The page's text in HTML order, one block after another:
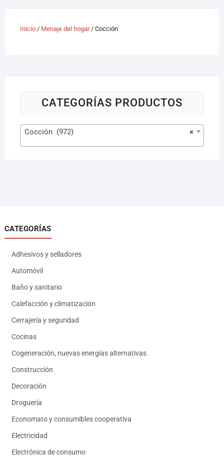
Inicio/ Menaje del hogar/ Cocción
CATEGORÍAS PRODUCTOS
×
Cocción (972)
CATEGORÍAS
Adhesivos y selladores
Automóvil
Baño y sanitario
Calefacción y climatización
Cerrajería y seguridad
Cocinas
Cogeneración, nuevas energías alternativas
Construcción
Decoración
Droguería
Economato y consumibles cooperativa
Electricidad
Electrónica de consumo